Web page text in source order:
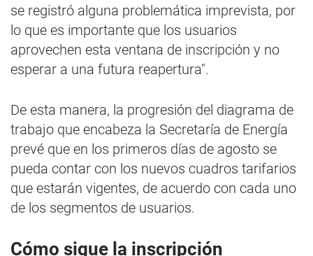
se registró alguna problemática imprevista, por
lo que es importante que los usuarios
aprovechen esta ventana de inscripción y no
esperar a una futura reapertura".
De esta manera, la progresión del diagrama de
trabajo que encabeza la Secretaría de Energía
prevé que en los primeros días de agosto se
pueda contar con los nuevos cuadros tarifarios
que estarán vigentes, de acuerdo con cada uno
de los segmentos de usuarios.
Cómo sigue la inscripción